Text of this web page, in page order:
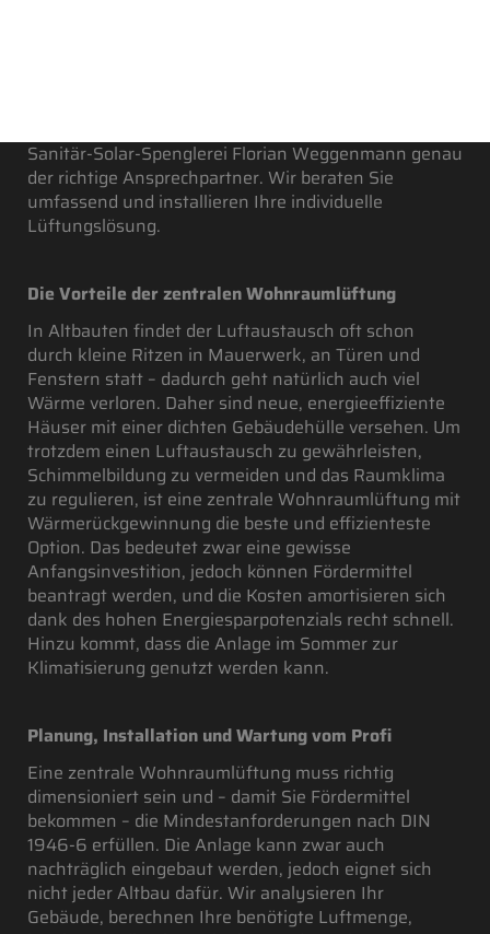
Sanitär-Solar-Spenglerei Florian Weggenmann genau
der richtige Ansprechpartner. Wir beraten Sie
umfassend und installieren Ihre individuelle
Lüftungslösung.
Die Vorteile der zentralen Wohnraumlüftung
In Altbauten findet der Luftaustausch oft schon
durch kleine Ritzen in Mauerwerk, an Türen und
Fenstern statt – dadurch geht natürlich auch viel
Wärme verloren. Daher sind neue, energieeffiziente
Häuser mit einer dichten Gebäudehülle versehen. Um
trotzdem einen Luftaustausch zu gewährleisten,
Schimmelbildung zu vermeiden und das Raumklima
zu regulieren, ist eine zentrale Wohnraumlüftung mit
Wärmerückgewinnung die beste und effizienteste
Option. Das bedeutet zwar eine gewisse
Anfangsinvestition, jedoch können Fördermittel
beantragt werden, und die Kosten amortisieren sich
dank des hohen Energiesparpotenzials recht schnell.
Hinzu kommt, dass die Anlage im Sommer zur
Klimatisierung genutzt werden kann.
Planung, Installation und Wartung vom Profi
Eine zentrale Wohnraumlüftung muss richtig
dimensioniert sein und – damit Sie Fördermittel
bekommen – die Mindestanforderungen nach DIN
1946-6 erfüllen. Die Anlage kann zwar auch
nachträglich eingebaut werden, jedoch eignet sich
nicht jeder Altbau dafür. Wir analysieren Ihr
Gebäude, berechnen Ihre benötigte Luftmenge,